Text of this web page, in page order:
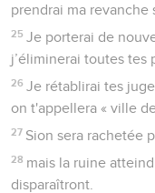
prendrai ma revanche
25 Je porterai de
j’éliminerai toutes tes
26 Je rétablirai tes
on t'appellera « ville
27 Sion sera rachetée
28 mais la ruine
disparaîtront.